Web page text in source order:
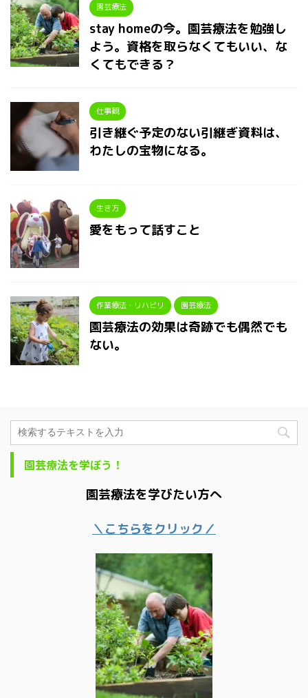
園芸療法
stay homeの今。園芸療法を勉強し
よう。資格を取らなくてもいい、な
くてもできる？
仕事観
引き継ぐ予定のない引継ぎ資料は、
わたしの宝物になる。
生き方
愛をもって話すこと
作業療法・リハビリ 園芸療法
園芸療法の効果は奇跡でも偶然でも
ない。
園芸療法を学ぼう！
園芸療法を学びたい方へ
＼こちらをクリック／